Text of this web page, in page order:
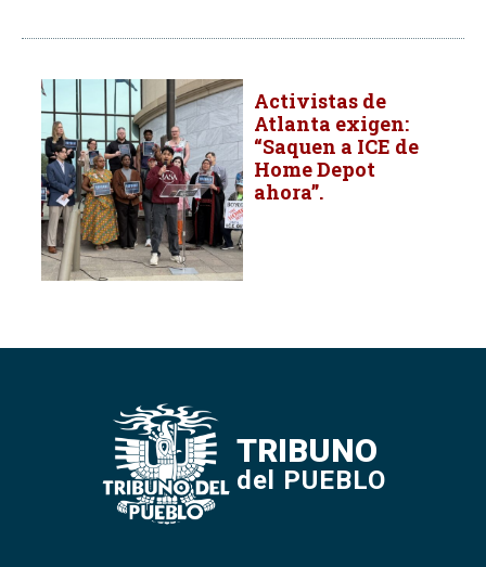
Activistas de
Atlanta exigen:
“Saquen a ICE de
Home Depot
ahora”.
TRIBUNO
del PUEBLO